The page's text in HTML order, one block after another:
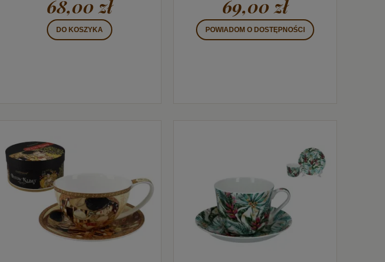
68,00 zł
DO KOSZYKA
69,00 zł
POWIADOM O DOSTĘPNOŚCI